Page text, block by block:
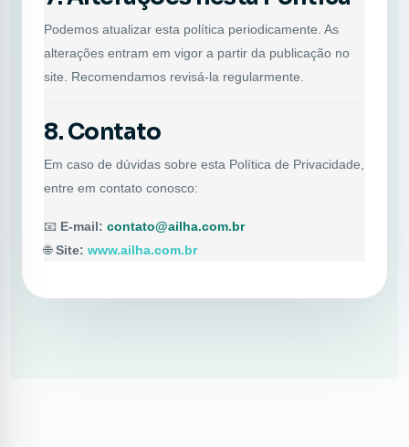
Podemos atualizar esta política periodicamente. As
alterações entram em vigor a partir da publicação no
site. Recomendamos revisá-la regularmente.
8. Contato
Em caso de dúvidas sobre esta Política de Privacidade,
entre em contato conosco:
📧 E-mail: contato@ailha.com.br
🌐Site: www.ailha.com.br